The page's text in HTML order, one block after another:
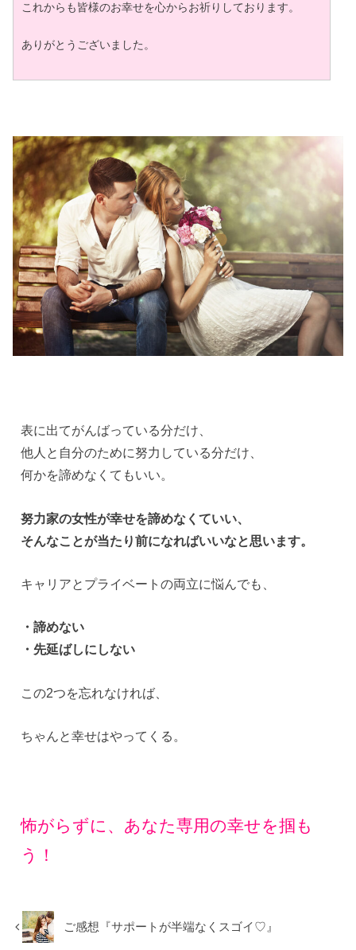
これからも皆様のお幸せを心からお祈りしております。
ありがとうございました。
表に出てがんばっている分だけ、
他人と自分のために努力している分だけ、
何かを諦めなくてもいい。
努力家の女性が幸せを諦めなくていい、
そんなことが当たり前になればいいなと思います。
キャリアとプライベートの両立に悩んでも、
・諦めない
・先延ばしにしない
この2つを忘れなければ、
ちゃんと幸せはやってくる。
怖がらずに、あなた専用の幸せを掴も
う！
ご感想『サポートが半端なくスゴイ♡』